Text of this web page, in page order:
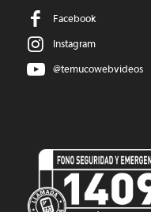
Facebook
Instagram
@temucowebvideos